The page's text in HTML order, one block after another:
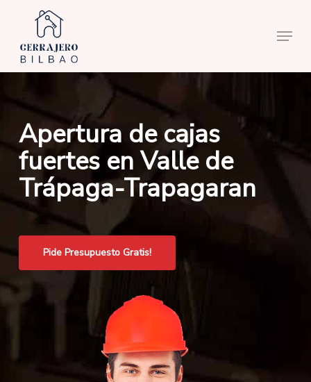
main
content
Menu
Apertura de cajas
fuertes en Valle de
Trápaga-Trapagaran
Pide Presupuesto Gratis!